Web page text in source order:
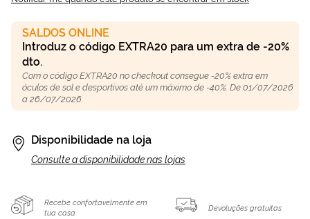
SALDOS ONLINE
Introduz o código EXTRA20 para um extra de -20%
dto.
Com o código EXTRA20 no checkout consegue -20% extra em
óculos de sol e desportivos até um máximo de -40%. De 01/07/2026
a 26/07/2026.
Disponibilidade na loja
Consulte a disponibilidade nas lojas
Recebe confortavelmente em
tua casa
Devoluções gratuitas